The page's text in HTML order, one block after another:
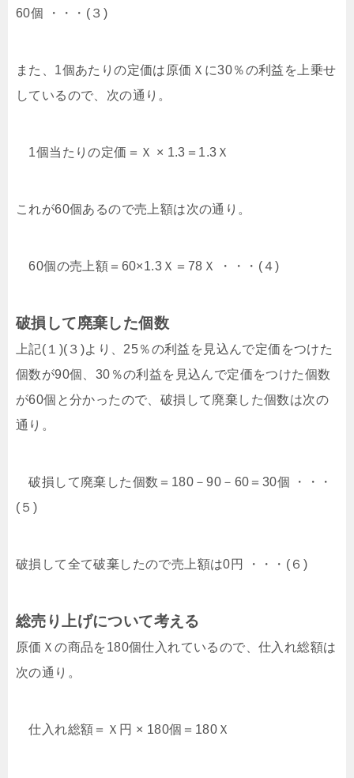
60個 ・・・(３)
また、1個あたりの定価は原価Ｘに30％の利益を上乗せ
しているので、次の通り。
1個当たりの定価＝Ｘ × 1.3＝1.3Ｘ
これが60個あるので売上額は次の通り。
60個の売上額＝60×1.3Ｘ＝78Ｘ ・・・(４)
破損して廃棄した個数
上記(１)(３)より、25％の利益を見込んで定価をつけた
個数が90個、30％の利益を見込んで定価をつけた個数
が60個と分かったので、破損して廃棄した個数は次の
通り。
破損して廃棄した個数＝180－90－60＝30個 ・・・
(５)
破損して全て破棄したので売上額は0円 ・・・(６)
総売り上げについて考える
原価Ｘの商品を180個仕入れているので、仕入れ総額は
次の通り。
仕入れ総額＝Ｘ円 × 180個＝180Ｘ